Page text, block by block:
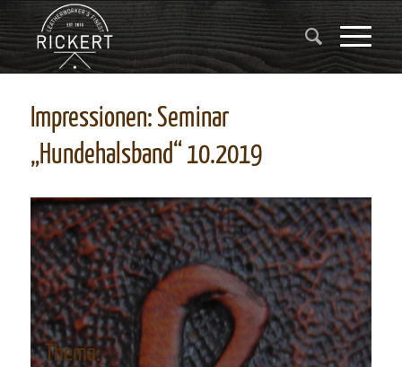
Impressionen: Seminar
„Hundehalsband“ 10.2019
Thema: